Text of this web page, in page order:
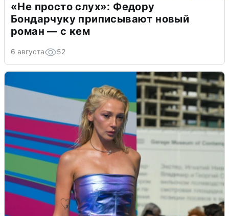
«Не просто слух»: Федору
Бондарчуку приписывают новый
роман — с кем
6 августа 52